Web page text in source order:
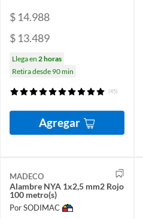
$ 14.988
$ 13.489
Llega en 2 horas
Retira desde 90 min
(45)
Agregar
MADECO
Alambre NYA 1x2,5 mm2 Rojo
100 metro(s)
Por SODIMAC